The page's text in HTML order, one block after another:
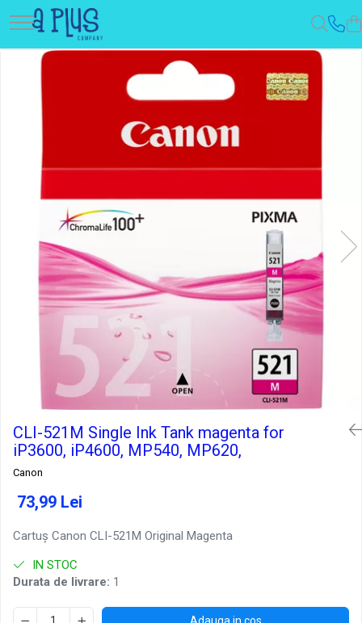
CLI-521M Single Ink Tank magenta for
iP3600, iP4600, MP540, MP620,
Canon
73,99 Lei
Cartuş Canon CLI-521M Original Magenta
IN STOC
Durata de livrare: 1